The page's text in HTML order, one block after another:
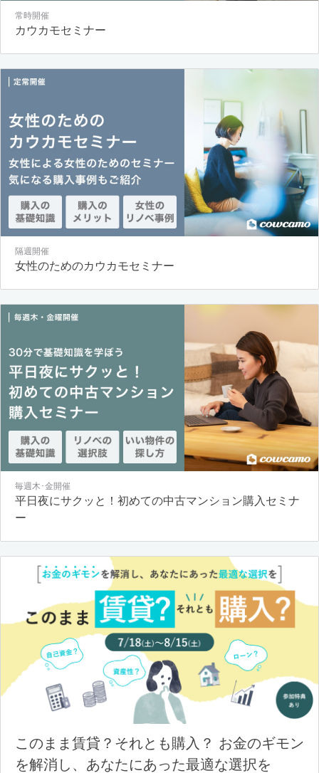
常時開催
カウカモセミナー
隔週開催
女性のためのカウカモセミナー
毎週木･金開催
平日夜にサクッと！初めての中古マンション購入セミナ
ー
このまま賃貸？それとも購入？ お金のギモン
を解消し、あなたにあった最適な選択を